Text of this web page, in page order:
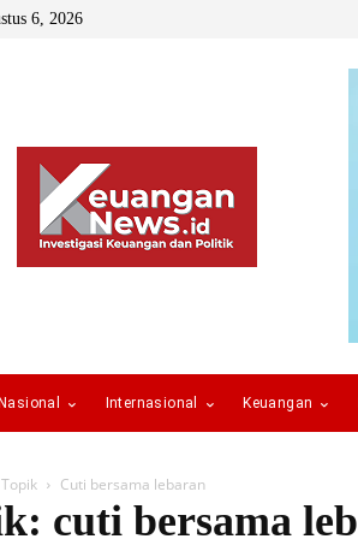
6, 2026
Nasional Internasional Keuangan
Topik Cuti bersama lebaran
cuti bersama